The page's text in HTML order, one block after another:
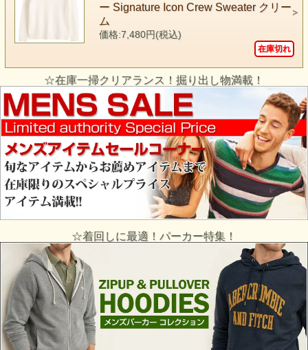
ー Signature Icon Crew Sweater クリー
ム
価格:7,480円(税込)
在庫切れ
☆在庫一掃クリアランス！掘り出し物満載！
☆着回しに最適！パーカー特集！